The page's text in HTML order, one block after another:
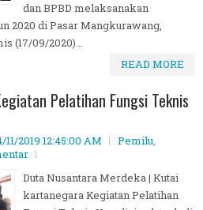
dan BPBD melaksanakan
2020 di Pasar Mangkurawang,
(17/09/2020)...
READ MORE
Pelatihan Fungsi Teknis
11/2019 12:45:00 AM Pemilu,
Duta Nusantara Merdeka | Kutai
kartanegara Kegiatan Pelatihan